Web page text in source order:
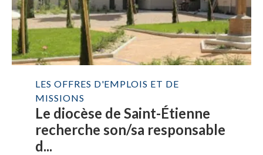
LES OFFRES D'EMPLOIS ET DE
MISSIONS
Le diocèse de Saint-Étienne
recherche son/sa responsable
d...